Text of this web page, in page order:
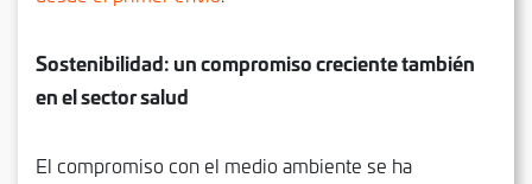
Sostenibilidad: un compromiso creciente también
en el sector salud
El compromiso con el medio ambiente se ha